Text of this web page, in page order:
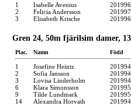
1 Isabelle Avenius
201996
2
Felicia Andersson
201997
3
Elisabeth Krische 201996
Gren 24, 50m fjärilsim damer,
Plac. Namn Född
1 Josefine Heintz
201994
2
Sofia Jansson
201994
3
Lovisa Linderholm
201994
6
Klara Simonsson
201995
9
Tilde Lundmark
201995
14
Alexandra Horvath 201994